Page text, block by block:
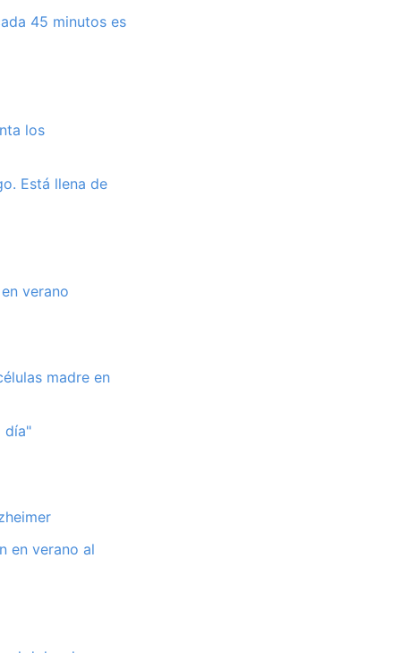
45 minutos es
los
Está llena de
verano
madre en
día"
en verano al